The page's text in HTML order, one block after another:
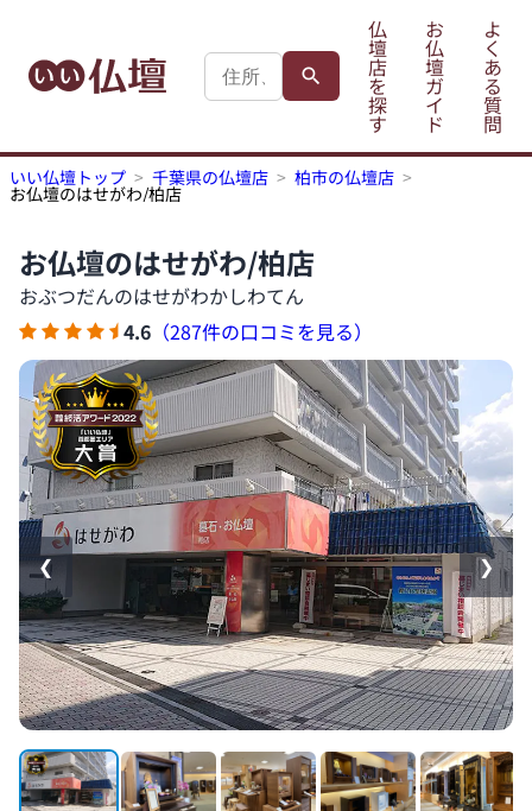
仏
壇
店
を
探
す
お
仏
壇
ガ
イ
ド
よ
く
あ
る
質
問
いい仏壇トップ 千葉県の仏壇店 柏市の仏壇店
お仏壇のはせがわ/柏店
お仏壇のはせがわ/柏店
おぶつだんのはせがわかしわてん
4.6 （287件の口コミを見る）
❮ ❯